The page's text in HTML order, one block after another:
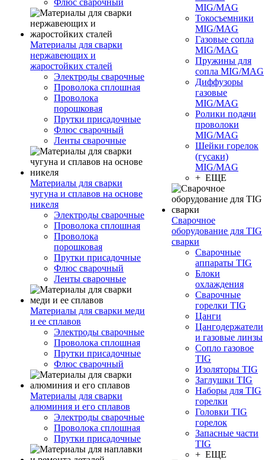
Флюс сварочный
Материалы для сварки
нержавеющих и
жаростойких сталей
Электроды сварочные
Проволока сплошная
Проволока
порошковая
Прутки присадочные
Флюс сварочный
Ленты сварочные
Материалы для сварки
чугуна и сплавов на основе
никеля
Электроды сварочные
Проволока сплошная
Проволока
порошковая
Прутки присадочные
Флюс сварочный
Ленты сварочные
Материалы для сварки меди
и ее сплавов
Электроды сварочные
Проволока сплошная
Прутки присадочные
Флюс сварочный
Материалы для сварки
алюминия и его сплавов
Электроды сварочные
Проволока сплошная
Прутки присадочные
MIG/MAG
Токосъемники
MIG/MAG
Газовые сопла
MIG/MAG
Пружины для
сопла MIG/MAG
Диффузоры
газовые
MIG/MAG
Ролики подачи
проволоки
MIG/MAG
Шейки горелок
(гусаки)
MIG/MAG
+ ЕЩЕ
Сварочное
оборудование для TIG
сварки
Сварочные
аппараты TIG
Блоки
охлаждения
Сварочные
горелки TIG
Цанги
Цангодержатели
и газовые линзы
Сопло газовое
TIG
Изоляторы TIG
Заглушки TIG
Наборы для TIG
горелки
Головки TIG
горелок
Запасные части
TIG
+ ЕЩЕ